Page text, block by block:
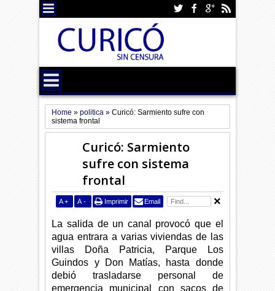
Home »politica »Curicó: Sarmiento sufre con
sistema frontal
Curicó: Sarmiento
sufre con sistema
frontal
A + A - Imprimir Email
La salida de un canal provocó que el
agua entrara a varias viviendas de las
villas Doña Patricia, Parque Los
Guindos y Don Matías, hasta donde
debió trasladarse personal de
emergencia municipal con sacos de